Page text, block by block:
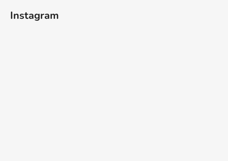
Instagram